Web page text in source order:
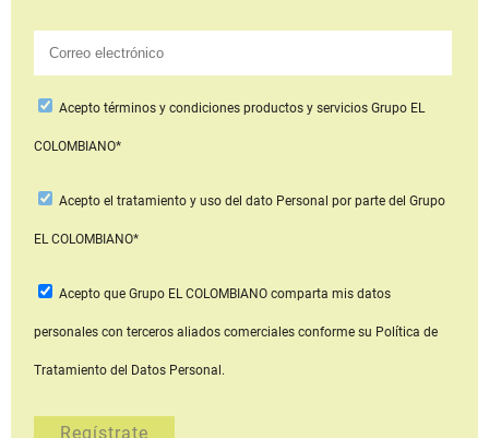
Aceptotérminos y condiciones productos y serviciosGrupo EL
COLOMBIANO*
Acepto el tratamiento y uso del dato Personal por parte del Grupo
EL COLOMBIANO*
Acepto que Grupo EL COLOMBIANOcomparta mis datos
personales con terceros aliados comerciales conforme su Política de
Tratamiento del Datos Personal.